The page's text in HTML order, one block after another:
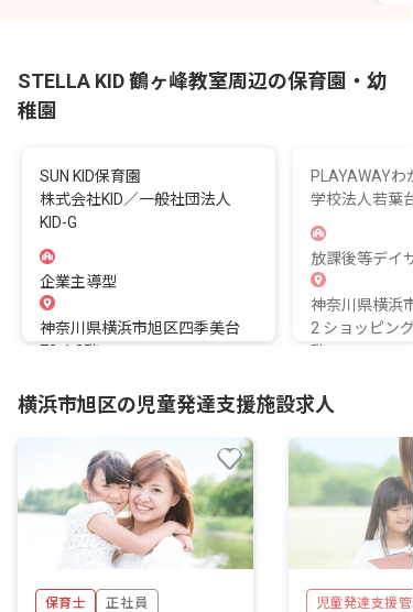
STELLA KID 鶴ヶ峰教室周辺の保育園・幼
稚園
SUN KID保育園
株式会社KID／一般社団法人
KID-G
企業主導型
神奈川県横浜市旭区四季美台
72-1 2階
PLAYAWAYわ
学校法人若葉
放課後等デイ
神奈川県横浜
2 ショッピン
階
横浜市旭区の児童発達支援施設求人
保育士 正社員
児童発達支援管